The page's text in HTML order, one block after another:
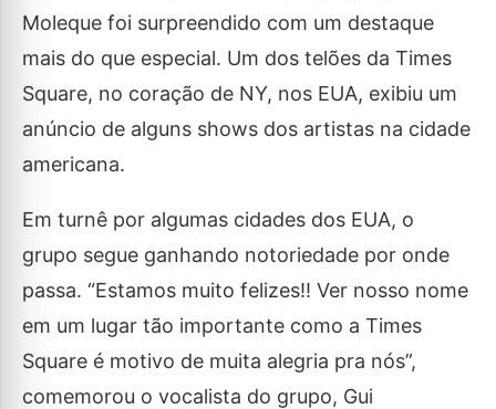
Moleque foi surpreendido com um destaque
mais do que especial. Um dos telões da Times
Square, no coração de NY, nos EUA, exibiu um
anúncio de alguns shows dos artistas na cidade
americana.
Em turnê por algumas cidades dos EUA, o
grupo segue ganhando notoriedade por onde
passa. “Estamos muito felizes!! Ver nosso nome
em um lugar tão importante como a Times
Square é motivo de muita alegria pra nós”,
comemorou o vocalista do grupo, Gui